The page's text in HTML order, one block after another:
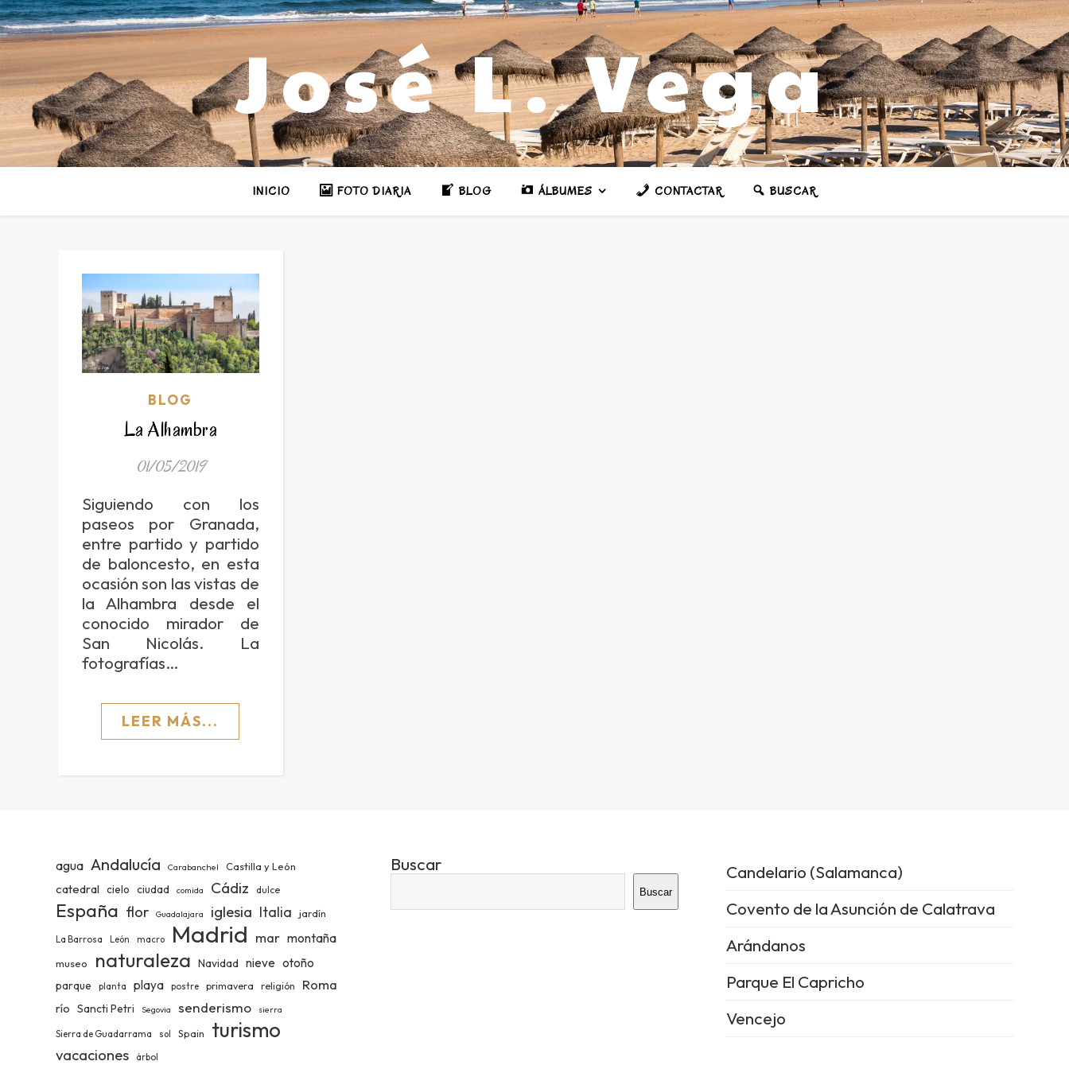
José L. Vega
INICIO FOTO DIARIA BLOG ÁLBUMES CONTACTAR BUSCAR
BLOG
La Alhambra
01/05/2019
Siguiendo con los
paseos por Granada,
entre partido y partido
de baloncesto, en esta
ocasión son las vistas de
la Alhambra desde el
conocido mirador de
San Nicolás. La
fotografías…
LEER MÁS...
agua Andalucía Carabanchel Castilla y León
catedral cielo ciudad comida Cádiz dulce
España flor Guadalajara iglesia Italia jardín
La Barrosa León macro Madrid mar montaña
museo naturaleza Navidad nieve otoño
parque planta playa postre primavera religión Roma
río Sancti Petri Segovia senderismo sierra
Sierra de Guadarrama sol Spain turismo
vacaciones árbol
Buscar
Buscar
Candelario (Salamanca)
Covento de la Asunción de Calatrava
Arándanos
Parque El Capricho
Vencejo